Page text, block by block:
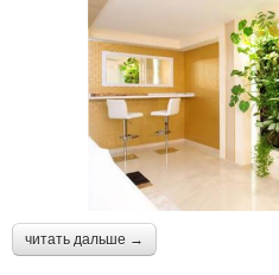
читать дальше →